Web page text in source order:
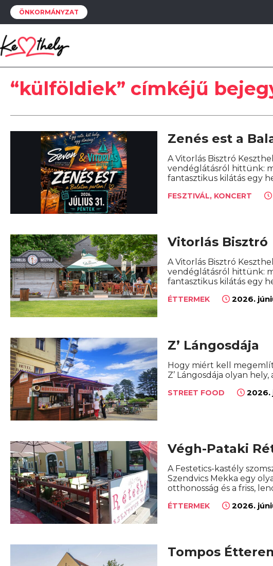
ÖNKORMÁNYZAT
“külföldiek” címkéjű
Zenés est a
A Vitorlás Bisztró
vendéglátásról hittünk:
fantasztikus kilátás egy
FESZTIVÁL, KONCERT
Vitorlás Bisztró
A Vitorlás Bisztró
vendéglátásról hittünk:
fantasztikus kilátás egy
ÉTTERMEK 2026.
Z’ Lángosdája
Hogy miért kell
Z’ Lángosdája olyan
STREET FOOD 2026.
Végh-Pataki
A Festetics-kastély
Szendvics Mekka egy
otthonosság és a friss,
ÉTTERMEK 2026.
Tompos